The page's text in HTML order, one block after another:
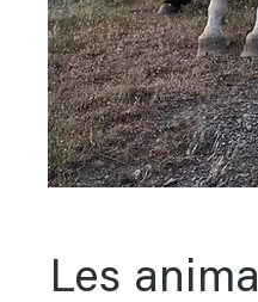
Les